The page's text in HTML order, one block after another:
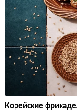
Корейские